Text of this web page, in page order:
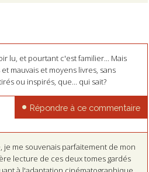
lu, et pourtant c'est familier... Mais
mauvais et moyens livres, sans
ou inspirés, que... qui sait?
Répondre à ce commentaire
me souvenais parfaitement de mon
lecture de ces deux tomes gardés